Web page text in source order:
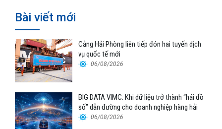
Bài viết mới
Cảng Hải Phòng liên tiếp đón hai tuyến dịch
vụ quốc tế mới
06/08/2026
BIG DATA VIMC: Khi dữ liệu trở thành “hải đồ
số” dẫn đường cho doanh nghiệp hàng hải
06/08/2026